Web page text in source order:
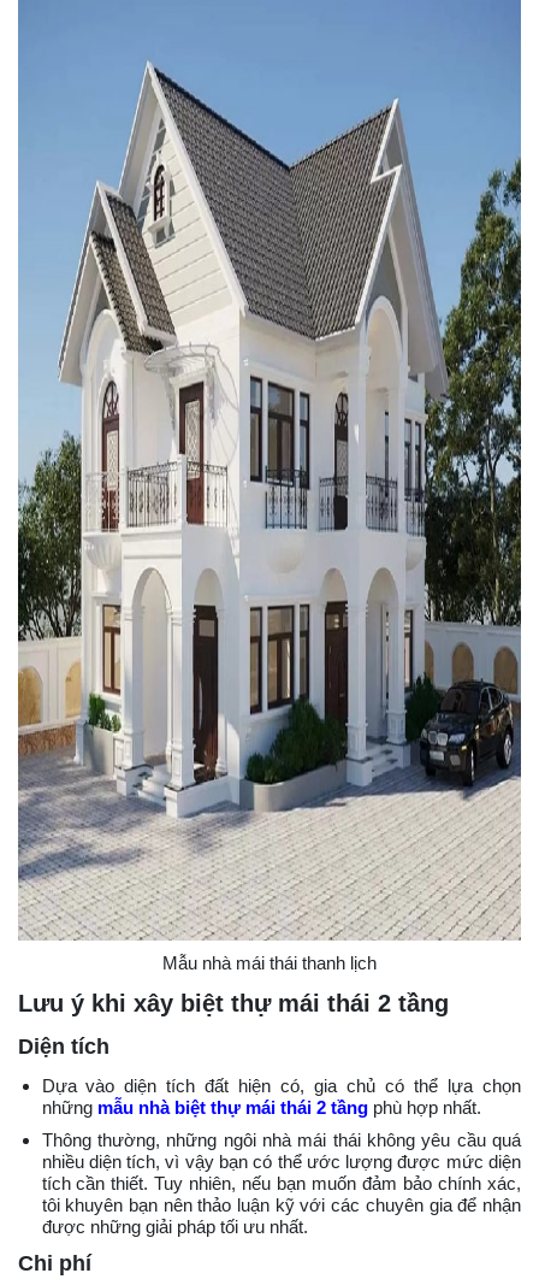
Mẫu nhà mái thái thanh lịch
Lưu ý khi xây biệt thự mái thái 2 tầng
Diện tích
Dựa vào diện tích đất hiện có, gia chủ có thể lựa chọn
những mẫu nhà biệt thự mái thái 2 tầng phù hợp nhất.
Thông thường, những ngôi nhà mái thái không yêu cầu quá
nhiều diện tích, vì vậy bạn có thể ước lượng được mức diện
tích cần thiết. Tuy nhiên, nếu bạn muốn đảm bảo chính xác,
tôi khuyên bạn nên thảo luận kỹ với các chuyên gia để nhận
được những giải pháp tối ưu nhất.
Chi phí